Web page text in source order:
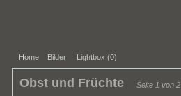
Home Bilder Lightbox (0)
Obst und Früchte Seite 1 von 2